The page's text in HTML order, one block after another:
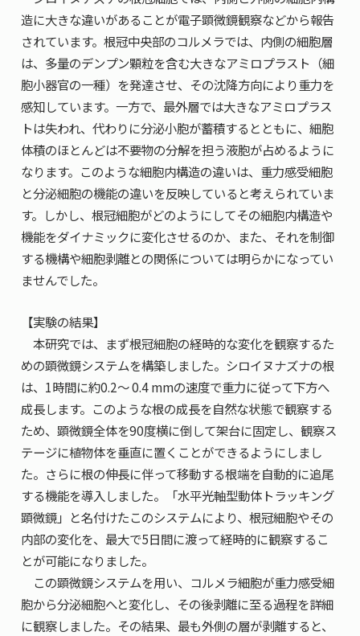
造に大きな違いがあることが電子顕微鏡観察などから報告
されています。根冠中央部のコルメラでは、内側の細胞層
は、多量のデンプン顆粒を含む大きなアミロプラスト（細
胞小器官の一種）を発達させ、その沈降方向により重力を
感知しています。一方で、最外層では大きなアミロプラス
トは失われ、代わりに分泌小胞が蓄積するとともに、細胞
体積のほとんどは不要物の分解を担う液胞が占めるように
なります。このような細胞内構造の違いは、重力感受細胞
と分泌細胞の機能の違いを反映していると考えられていま
す。しかし、根冠細胞がどのようにしてその細胞内構造や
機能をダイナミックに変化させるのか、また、それを制御
する機構や細胞剥離との関係については明らかになってい
ませんでした。
【実験の結果】
本研究では、まず根冠細胞の経時的な変化を観察するた
めの顕微鏡システムを構築しました。シロイヌナズナの根
は、1時間に約0.2〜 0.4 mmの速度で重力に従って下方へ
成長します。このような根の成長を自然な状態で観察する
ため、顕微鏡全体を90度横に倒して架台に固定し、観察ス
テージに植物体を垂直に置くことができるようにしまし
た。さらに根の伸長に伴って移動する根端を自動的に追尾
する機能を導入しました。「水平光軸型動体トラッキング
顕微鏡」と名付けたこのシステムにより、根冠細胞やその
内部の変化を、最大で5日間に渡って経時的に観察するこ
とが可能になりました。
この顕微鏡システムを用い、コルメラ細胞が重力感受細
胞から分泌細胞へと変化し、その後剥離に至る過程を詳細
に観察しました。その結果、最も外側の層が剥離すると、